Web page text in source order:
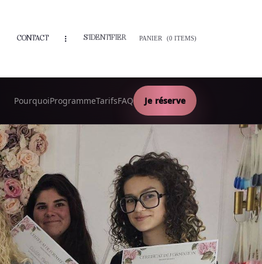
CONTACT S'IDENTIFIER PANIER (0 ITEMS)
PourquoiProgrammeTarifsFAQ Je réserve